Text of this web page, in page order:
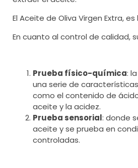
El Aceite de Oliva Virgen Extra,
En cuanto al control de calidad,
Prueba físico-química:
una serie de
como el contenido de
aceite y la acidez.
Prueba sensorial: donde
aceite y se prueba en
controladas.